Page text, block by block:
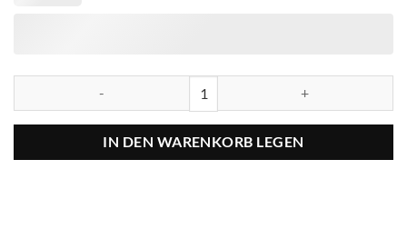
IN DEN WARENKORB LEGEN